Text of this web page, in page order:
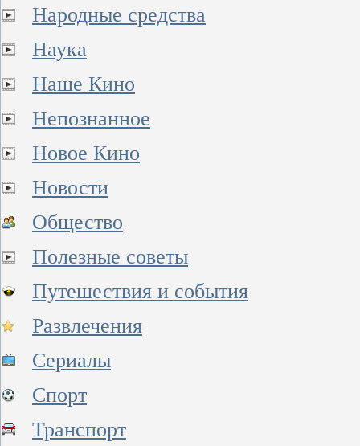
Народные средства
Наука
Наше Кино
Непознанное
Новое Кино
Новости
Общество
Полезные советы
Путешествия и события
Развлечения
Сериалы
Спорт
Транспорт